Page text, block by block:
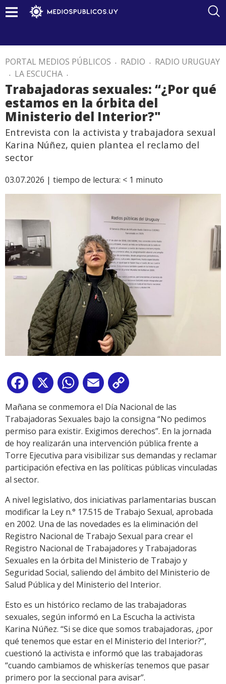
PORTAL MEDIOS PÚBLICOS . RADIO . RADIO URUGUAY
. LA ESCUCHA .
Trabajadoras sexuales: “¿Por qué
estamos en la órbita del
Ministerio del Interior?"
Entrevista con la activista y trabajadora sexual
Karina Núñez, quien plantea el reclamo del
sector
03.07.2026 | tiempo de lectura: < 1 minuto
Facebook
X WhatsApp
Email
Link
Mañana se conmemora el Día Nacional de las
Trabajadoras Sexuales bajo la consigna “No pedimos
permiso para existir. Exigimos derechos”. En la jornada
de hoy realizarán una intervención pública frente a
Torre Ejecutiva para visibilizar sus demandas y reclamar
participación efectiva en las políticas públicas vinculadas
al sector.
A nivel legislativo, dos iniciativas parlamentarias buscan
modificar la Ley n.° 17.515 de Trabajo Sexual, aprobada
en 2002. Una de las novedades es la eliminación del
Registro Nacional de Trabajo Sexual para crear el
Registro Nacional de Trabajadores y Trabajadoras
Sexuales en la órbita del Ministerio de Trabajo y
Seguridad Social, saliendo del ámbito del Ministerio de
Salud Pública y del Ministerio del Interior.
Esto es un histórico reclamo de las trabajadoras
sexuales, según informó en La Escucha la activista
Karina Núñez. “Si se dice que somos trabajadoras, ¿por
qué tenemos que estar en el Ministerio del Interior?”,
cuestionó la activista e informó que las trabajadoras
“cuando cambiamos de whiskerías tenemos que pasar
primero por la seccional para avisar”.